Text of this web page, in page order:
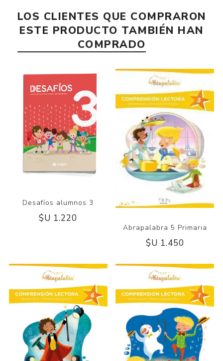
LOS CLIENTES QUE COMPRARON
ESTE PRODUCTO TAMBIÉN HAN
COMPRADO
Desafíos alumnos 3
$U 1.220
Abrapalabra 5 Primaria
$U 1.450